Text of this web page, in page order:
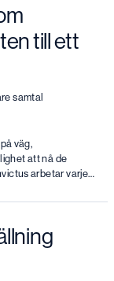
till ett
samtal
väg,
att nå de
arbetar varje…